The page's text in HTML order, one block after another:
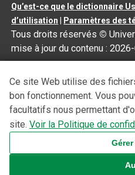
Qu’est-ce que le dictionnaire
d’utilisation
Paramètres des
Tous droits réservés ©
mise à jour du contenu :
Ce site Web utilise des
bon fonctionnement. Vous
facultatifs nous permettant
site. Voir la Politique de